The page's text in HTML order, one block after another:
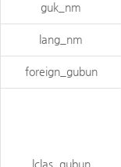
guk_nm
lang_nm
foreign_gubun
lclas_gubun